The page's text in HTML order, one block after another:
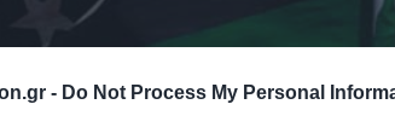
- Do Not Process My Personal